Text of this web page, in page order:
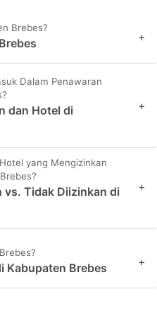
Brebes?
+
Dalam Penawaran
dan Hotel di
+
yang Mengizinkan
vs. Tidak Diizinkan di
+
Kabupaten Brebes +